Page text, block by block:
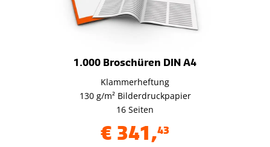
1.000 Broschüren DIN A4
Klammerheftung
130 g/m² Bilderdruckpapier
16 Seiten
€ 341 ,43